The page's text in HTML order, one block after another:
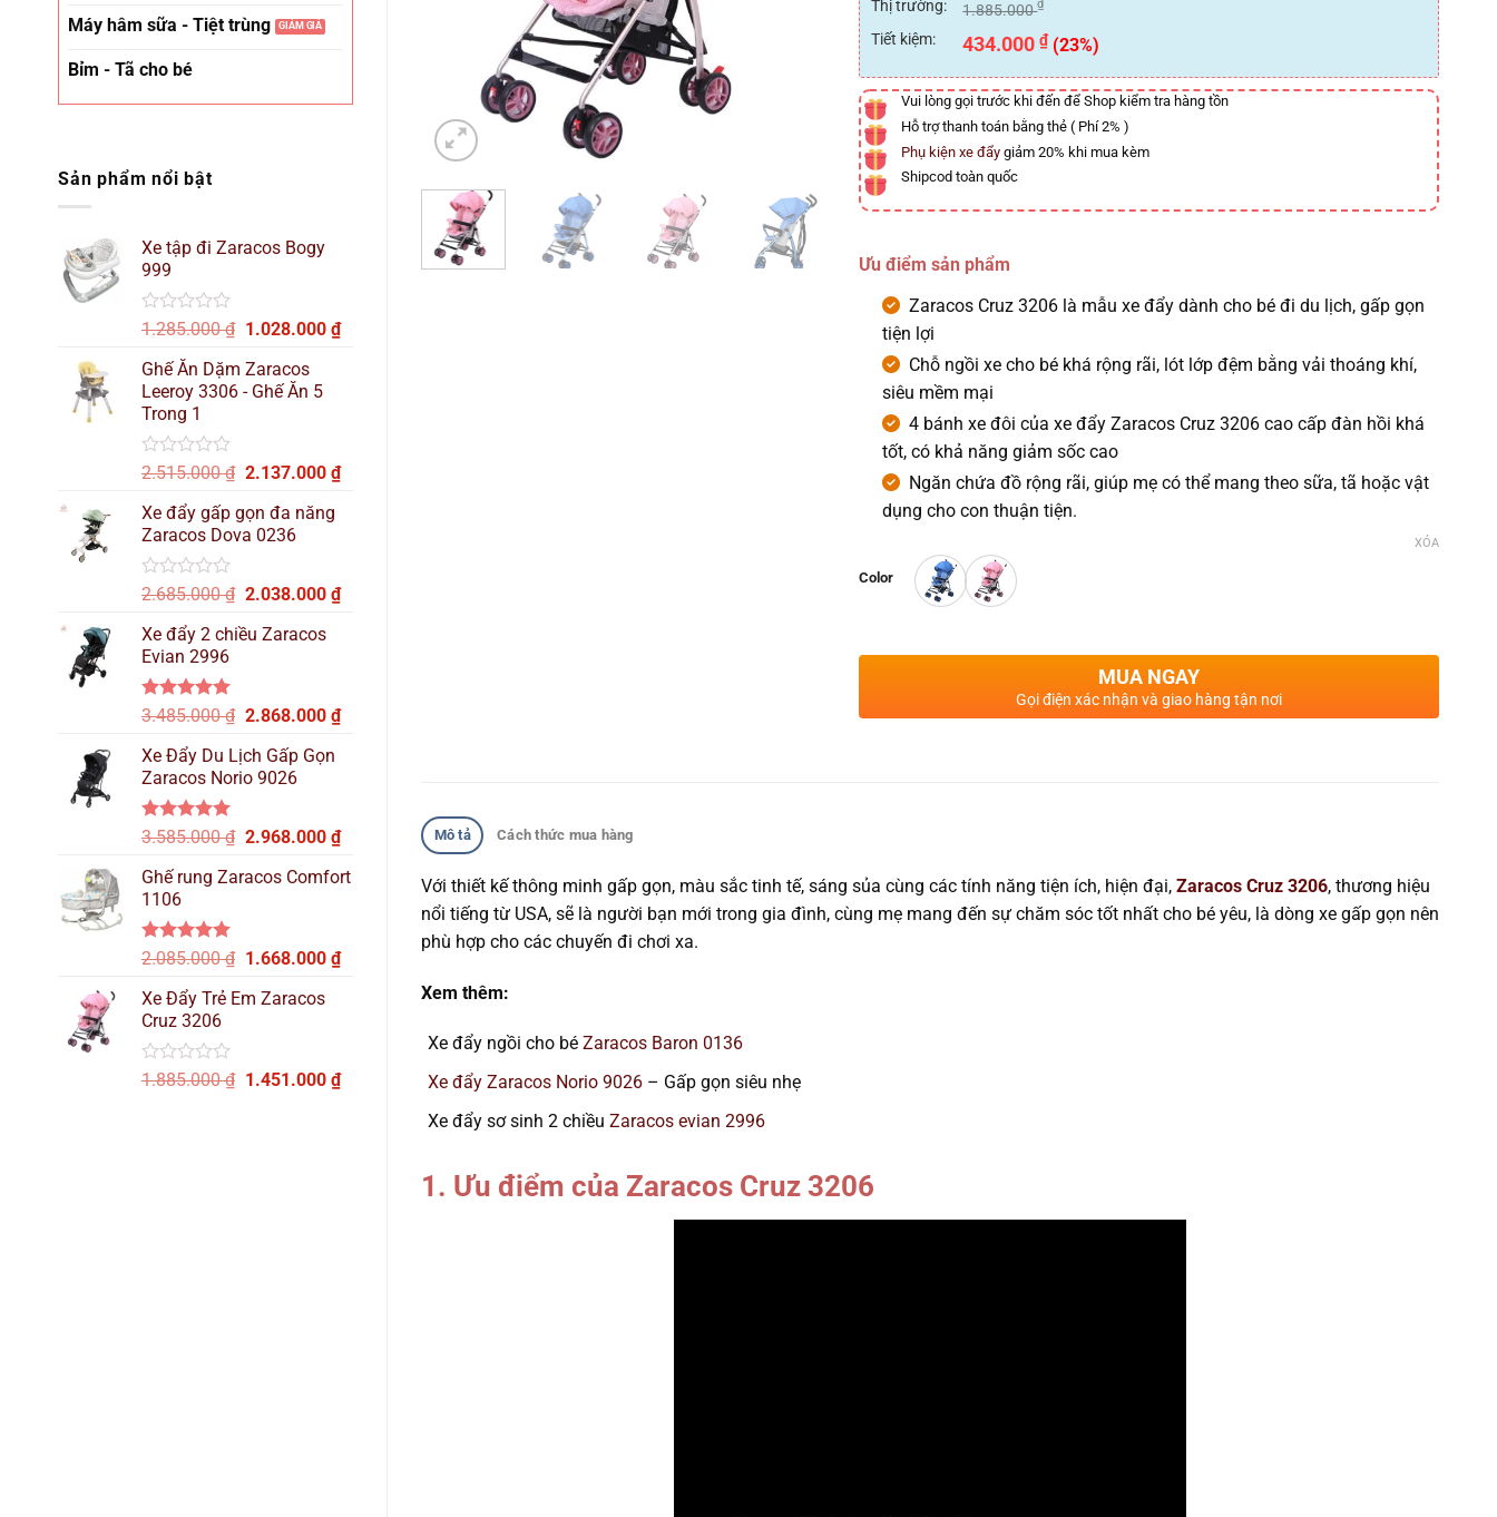
Máy hâm sữa - Tiệt trùng
Bỉm - Tã cho bé
Sản phẩm nổi bật
Xe tập đi Zaracos Bogy
999
Được
hạng
0
5
sao
1.285.000₫ Giá
là:
1.285.000 ₫.
1.028.000 ₫Giá
Ghế Ăn Dặm Zaracos
Leeroy 3306 - Ghế Ăn 5
Trong 1
Được
hạng
0
5
sao
2.515.000₫ Giá
là:
2.515.000 ₫.
2.137.000 ₫Giá
Xe đẩy gấp gọn đa năng
Zaracos Dova 0236
Được
hạng
0
5
sao
2.685.000₫ Giá
là:
2.038.000 ₫Giá
Xe đẩy 2 chiều Zaracos
Evian 2996
Được xếp
5 sao
3.485.000₫ Giá
là:
3.485.000 ₫.
2.868.000 ₫Giá
Xe Đẩy Du Lịch Gấp Gọn
Zaracos Norio 9026
Được xếp
5 sao
3.585.000₫ Giá
là:
2.968.000 ₫Giá
tại
Ghế rung Zaracos Comfort
1106
Được xếp
5 sao
2.085.000₫ Giá
là:
1.668.000 ₫Giá
1.668.000 ₫.
Xe Đẩy Trẻ Em Zaracos
Cruz 3206
Được
1.885.000₫ Giá
1.451.000 ₫Giá
1.451.000 ₫.
0
5
sao
Thị trường:
1.885.000₫
Tiết kiệm: 434.000₫ (23%)
Vui lòng gọi trước khi đến để Shop kiểm tra hàng tồn
Hỗ trợ thanh toán bằng thẻ ( Phí 2% )
Phụ kiện xe đẩy giảm 20% khi mua kèm
Shipcod toàn quốc
Ưu điểm sản phẩm
Zaracos Cruz 3206 là mẫu xe đẩy dành cho bé đi du lịch, gấp gọn
tiện lợi
Chỗ ngồi xe cho bé khá rộng rãi, lót lớp đệm bằng vải thoáng khí,
siêu mềm mại
4 bánh xe đôi của xe đẩy Zaracos Cruz 3206 cao cấp đàn hồi khá
tốt, có khả năng giảm sốc cao
Ngăn chứa đồ rộng rãi, giúp mẹ có thể mang theo sữa, tã hoặc vật
dụng cho con thuận tiện.
Color
XÓA
MUA NGAY
Gọi điện xác nhận và giao hàng tận nơi
Mô tả Cách thức mua hàng
Với thiết kế thông minh gấp gọn, màu sắc tinh tế, sáng sủa cùng các tính năng tiện ích, hiện đại, Zaracos Cruz 3206, thương hiệu
nổi tiếng từ USA, sẽ là người bạn mới trong gia đình, cùng mẹ mang đến sự chăm sóc tốt nhất cho bé yêu, là dòng xe gấp gọn nên
phù hợp cho các chuyến đi chơi xa.
Xem thêm:
Xe đẩy ngồi cho bé Zaracos Baron 0136
Xe đẩy Zaracos Norio 9026– Gấp gọn siêu nhẹ
Xe đẩy sơ sinh 2 chiều Zaracos evian 2996
1. Ưu điểm của Zaracos Cruz 3206